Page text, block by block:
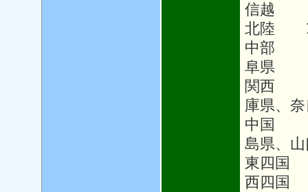
信越
北陸
中部
阜県
関西
庫県、
中国
島県、
東四
西四国